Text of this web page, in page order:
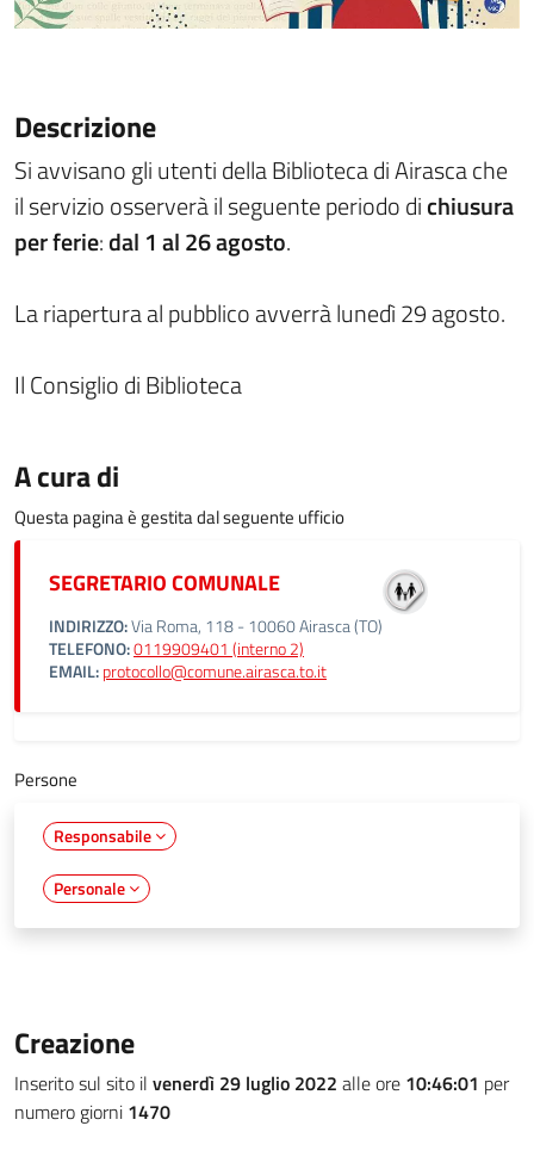
Descrizione
Si avvisano gli utenti della Biblioteca di Airasca che
il servizio osserverà il seguente periodo dichiusura
per ferie:dal 1 al 26 agosto.
La riapertura al pubblico avverrà lunedì 29 agosto.
Il Consiglio di Biblioteca
A cura di
Questa pagina è gestita dal seguente ufficio
SEGRETARIO COMUNALE
INDIRIZZO:Via Roma, 118 - 10060 Airasca (TO)
TELEFONO:0119909401 (interno 2)
EMAIL:protocollo@comune.airasca.to.it
Persone
Responsabile
Personale
Creazione
Inserito sul sito il venerdì 29 luglio 2022 alle ore 10:46:01 per
numero giorni 1470